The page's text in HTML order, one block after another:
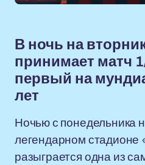
В ночь на
принимает матч
первый на
лет
Ночью с понедельника
легендарном стадионе
разыграется одна из